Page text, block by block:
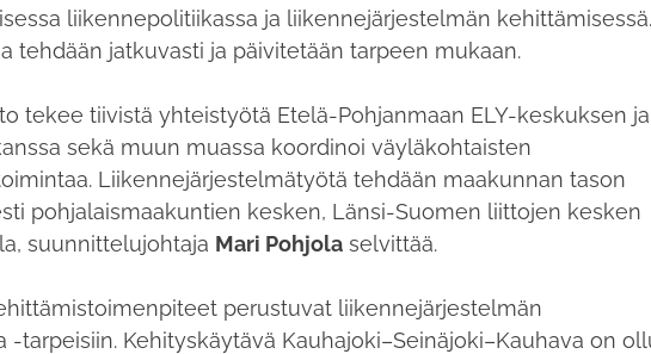
liikennepolitiikassa ja liikennejärjestelmän
tehdään jatkuvasti ja päivitetään tarpeen mukaan.
tekee tiivistä yhteistyötä Etelä-Pohjanmaan ELY-keskuksen ja
sekä muun muassa koordinoi väyläkohtaisten
Liikennejärjestelmätyötä tehdään maakunnan tason
pohjalaismaakuntien kesken, Länsi-Suomen liittojen kesken
suunnittelujohtaja Mari Pohjola selvittää.
perustuvat liikennejärjestelmän
-tarpeisiin. Kehityskäytävä Kauhajoki–Seinäjoki–Kauhava on